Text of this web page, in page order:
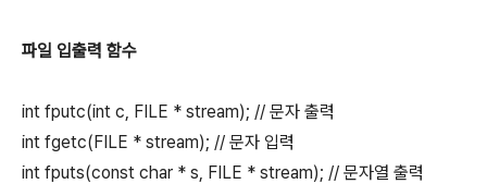
파일 입출력 함수
int fputc(int c, FILE * stream); // 문자 출력
int fgetc(FILE * stream); // 문자 입력
int fputs(const char * s, FILE * stream); // 문자열 출력